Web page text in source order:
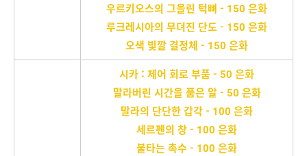
우르키오스의 그을린 턱뼈 - 150 은화
루크레시아의 무뎌진 단도 - 150 은화
오색 빛깔 결정체 - 150 은화
시카 : 제어 회로 부품 - 50 은화
말라버린 시간을 품은 알 - 50 은화
말라의 단단한 갑각 - 100 은화
세르펜의 창 - 100 은화
불타는 촉수 - 100 은화